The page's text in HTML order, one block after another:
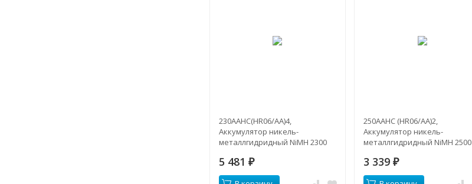
230AAHC(HR06/AA)4,
Аккумулятор никель-
металлгидридный NiMH 2300
5 481 ₽
250AAHC (HR06/AA)2,
Аккумулятор никель-
металлгидридный NiMH 2500
3 339 ₽